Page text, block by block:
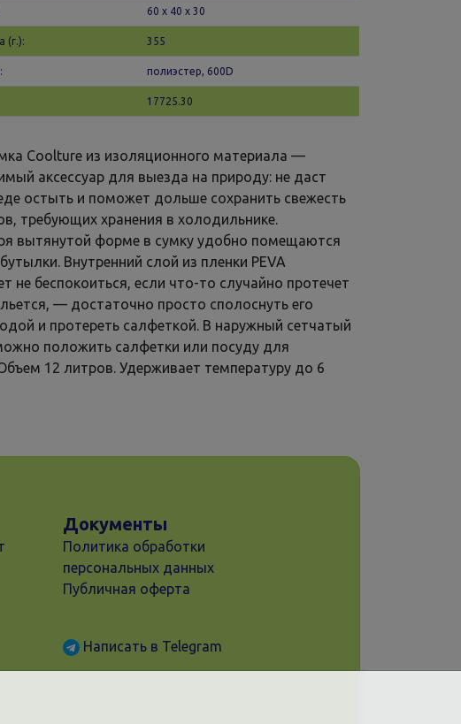
60 х 40 x 30
(г.): 355
полиэстер, 600D
17725.30
Coolture из изоляционного материала —
аксессуар для выезда на природу: не даст
остыть и поможет дольше сохранить свежесть
требующих хранения в холодильнике.
вытянутой форме в сумку удобно помещаются
Внутренний слой из пленки PEVA
не беспокоиться, если что-то случайно протечет
— достаточно просто сполоснуть его
и протереть салфеткой. В наружный сетчатый
положить салфетки или посуду для
12 литров. Удерживает температуру до 6
Документы
Политика обработки
персональных данных
Публичная оферта
Написать в Telegram